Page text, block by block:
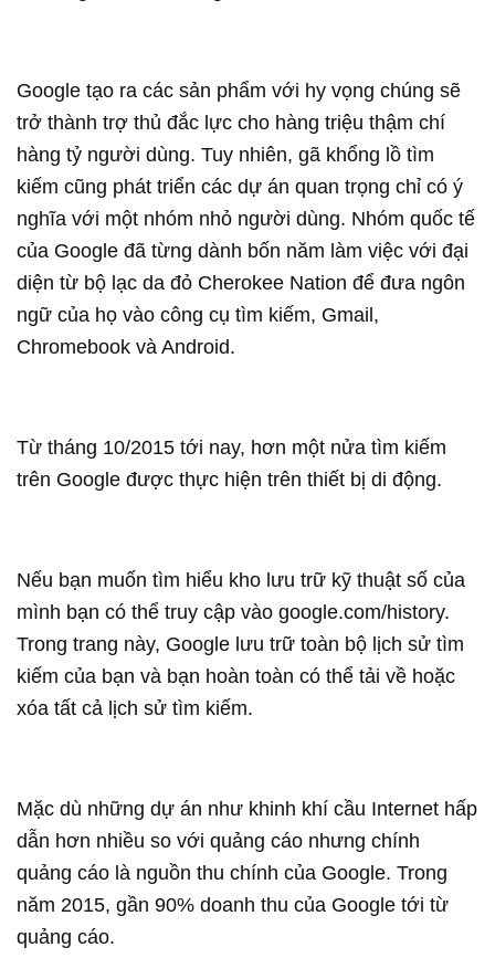
Google tạo ra các sản phẩm với hy vọng chúng sẽ
trở thành trợ thủ đắc lực cho hàng triệu thậm chí
hàng tỷ người dùng. Tuy nhiên, gã khổng lồ tìm
kiếm cũng phát triển các dự án quan trọng chỉ có ý
nghĩa với một nhóm nhỏ người dùng. Nhóm quốc tế
của Google đã từng dành bốn năm làm việc với đại
diện từ bộ lạc da đỏ Cherokee Nation để đưa ngôn
ngữ của họ vào công cụ tìm kiếm, Gmail,
Chromebook và Android.
Từ tháng 10/2015 tới nay, hơn một nửa tìm kiếm
trên Google được thực hiện trên thiết bị di động.
Nếu bạn muốn tìm hiểu kho lưu trữ kỹ thuật số của
mình bạn có thể truy cập vào google.com/history.
Trong trang này, Google lưu trữ toàn bộ lịch sử tìm
kiếm của bạn và bạn hoàn toàn có thể tải về hoặc
xóa tất cả lịch sử tìm kiếm.
Mặc dù những dự án như khinh khí cầu Internet hấp
dẫn hơn nhiều so với quảng cáo nhưng chính
quảng cáo là nguồn thu chính của Google. Trong
năm 2015, gần 90% doanh thu của Google tới từ
quảng cáo.